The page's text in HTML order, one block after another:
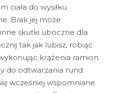
ciała do wysiłku
Brak jej może
skutki uboczne dla
tak jak lubisz, robiąc
krążenia ramion.
do odtwarzania rund
wcześniej wspomniane